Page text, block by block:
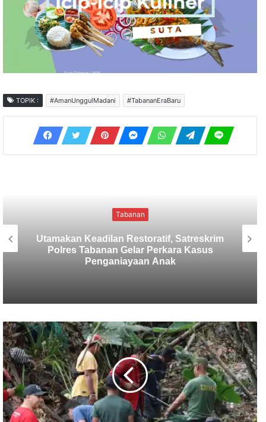
TOPIK : #AmanUnggulMadani #TabananEraBaru
Tabanan
Sekretaris SMSI Tabanan Maju Jadi
Kandidat Ketua IMI Bali, Ketua SMSI
Tabanan Berikan Dukungan